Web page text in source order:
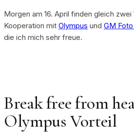
Morgen am 16. April finden gleich zwei
Kooperation mit Olympus und GM
die ich mich sehr freue.
Break free from
Olympus Vorteil